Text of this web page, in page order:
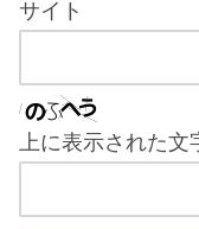
サイト
上に表示された文